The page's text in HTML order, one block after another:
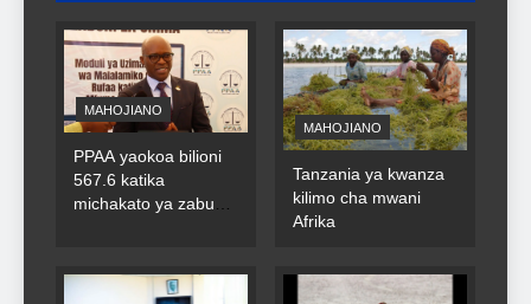
MAHOJIANO
PPAA yaokoa bilioni
567.6 katika
michakato ya zabuni
MAHOJIANO
Tanzania ya kwanza
kilimo cha mwani
Afrika